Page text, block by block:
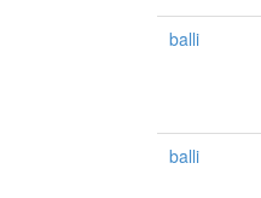
balli
balli